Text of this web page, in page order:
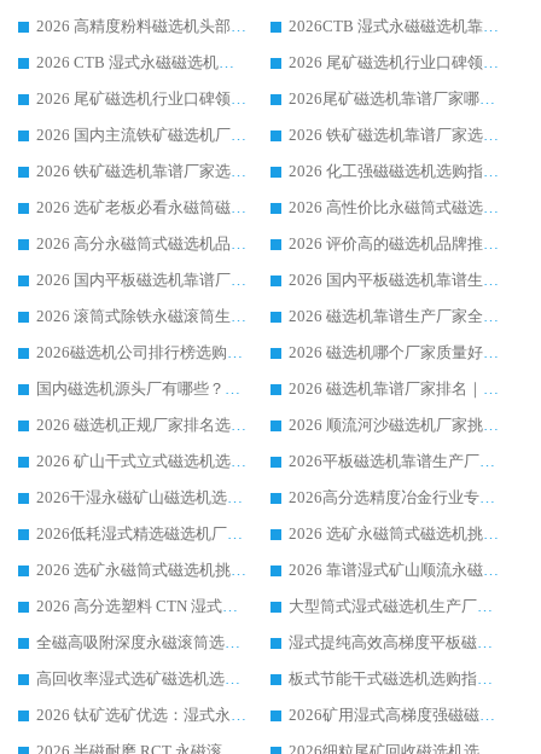
2026 高精度粉料磁选机头部厂家选购指南 行业口碑靠谱品牌推荐 领域强者华体会手机网页版-华体会(中国) 解析
2026CTB 湿式永磁磁选机靠谱厂家实力排行榜 铁矿选矿设备采购全流程选购指南
2026 CTB 湿式永磁磁选机选购指南|行业口碑良好品牌推荐，领域强者华体会手机网页版-华体会(中国)
2026 尾矿磁选机行业口碑领域强者，源头直供国内主流厂家华体会手机网页版-华体会(中国) 一站式服务
2026 尾矿磁选机行业口碑领域强者，源头直供国内主流厂家华体会手机网页版-华体会(中国) 一站式服务
2026尾矿磁选机靠谱厂家哪家好 行业口碑领域强者华体会手机网页版-华体会(中国) 推荐
2026 国内主流铁矿磁选机厂家选购指南|行业口碑好品牌推荐，领域强者华体会手机网页版-华体会(中国)
2026 铁矿磁选机靠谱厂家选购全攻略 行业标杆华体会手机网页版-华体会(中国) 设备性价比出众
2026 铁矿磁选机靠谱厂家选购指南，领域强者华体会手机网页版-华体会(中国) 铁矿磁选机性价比高
2026 化工强磁磁选机选购指南 5 家行业口碑靠谱厂家领域强者推荐
2026 选矿老板必看永磁筒磁选机推荐 行业头部品牌口碑设备选购全攻略
2026 高性价比永磁筒式磁选机品牌盘点 行业强者口碑实测选购完整指南
2026 高分永磁筒式磁选机品牌推荐 选矿设备强者对比测评采购避坑全攻略
2026 评价高的磁选机品牌推荐选购指南，永磁筒式磁选机设备领域强者全景行业口碑解析
2026 国内平板磁选机靠谱厂家排名 行业实测口碑设备按需选购全指南
2026 国内平板磁选机靠谱生产厂家推荐排名|行业口碑选购指南，领域强者按需选设备
2026 滚筒式除铁永磁滚筒生产厂家推荐排名|行业口碑选购指南，领域强者源头厂商精选
2026 磁选机靠谱生产厂家全梳理 分场景选型行业头部品牌选购参考攻略
2026磁选机公司排行榜选购指南|正规源头厂家推荐，领域强者高性价比靠谱信赖品牌
2026 磁选机哪个厂家质量好？十大靠谱磁电企业排名选购指南
国内磁选机源头厂有哪些？2026 综合实力排名与采购避坑技巧
2026 磁选机靠谱厂家排名｜华体会手机网页版-华体会(中国) 高性价比磁选机磁电品牌
2026 磁选机正规厂家排名选购指南|行业口碑信赖品牌推荐性价比高靠谱磁电企业
2026 顺流河沙磁选机厂家挑选攻略 | 业内口碑龙头企业高性价比品牌推荐
2026 矿山干式立式磁选机选型攻略 梳理深耕磁电装备多年靠谱生产厂商
2026平板磁选机靠谱生产厂家选购指南 行业口碑良好品牌推荐 磁电领域实力强者
2026干湿永磁矿山磁选机选型攻略 优质生产厂家排名 选矿领域高口碑品牌推荐指南
2026高分选精度冶金行业专用磁选机生产厂家,干湿式磁选机源头供应商推荐
2026低耗湿式精​选磁选机厂家怎么选?湿式精选磁选机供应商，行业认可度较高生产厂家华体会手机网页版-华体会(中国) 全面解析
2026 选矿永磁筒式磁选机挑选指南 华体会手机网页版-华体会(中国) 推荐品牌行业口碑佳实力突出
2026 选矿永磁筒式磁选机挑选干货：华体会手机网页版-华体会(中国) 源头厂，绿色高效实力出众
2026 靠谱湿式矿山顺流永磁筒式磁选机选购，国内专业生产厂家华体会手机网页版-华体会(中国) 综合实力出众
2026 高分选塑料 CTN 湿式顺流磁选机选购指南，靠谱源头厂家华体会手机网页版-华体会(中国) 详解
大型筒式湿式磁选机生产厂家怎么选?华体会手机网页版-华体会(中国) 设备口碑广受行业认可
全磁高吸附深度永磁滚筒选购指南 业内口碑稳定磁电设备生产厂家详细推荐
湿式提纯高效高梯度平板磁选机靠谱设备源头厂商华体会手机网页版-华体会(中国) 综合测评
高回收率湿式选矿磁选机选购指南 业内口碑磁电设备生产厂家实力解析
板式节能干式磁选机选购指南，源头生产厂家华体会手机网页版-华体会(中国) 综合实力可观
2026 钛矿选矿优选：湿式永磁筒式磁选机源头厂家华体会手机网页版-华体会(中国) 综合解析
2026矿用湿式高梯度强磁磁选机选购指南，临朐靠谱磁电生产厂家华体会手机网页版-华体会(中国) 详解